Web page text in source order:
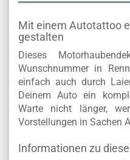
Mit einem Autotattoo
gestalten
Dieses
Wunschnummer in
einfach auch durch
Deinem Auto ein
Warte nicht länger,
Vorstellungen in Sachen
Informationen zu